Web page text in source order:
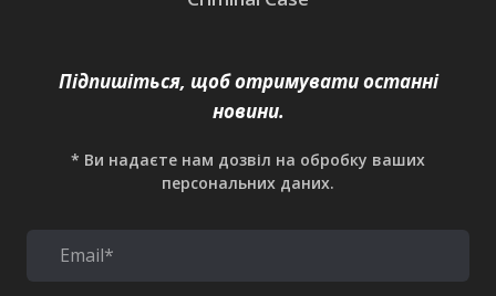
Підпишіться, щоб отримувати останні
новини.
* Ви надаєте нам дозвіл на обробку ваших
персональних даних.